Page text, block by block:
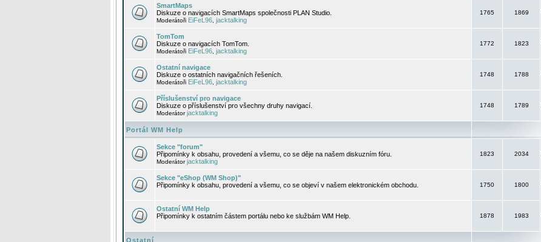
SmartMaps
Diskuze o navigacích SmartMaps společnosti PLAN Studio.
Moderátoři EiFeL96 jacktalking
1765 1869
TomTom
Diskuze o navigacích TomTom.
Moderátoři EiFeL96 jacktalking
1772 1823
Ostatní navigace
Diskuze o ostatních navigačních řešeních.
Moderátoři EiFeL96 jacktalking
1748 1788
Příslušenství pro navigace
Diskuze o příslušenství pro všechny druhy navigací.
Moderátorjacktalking
1748 1789
Portál WM Help
Sekce "forum"
Připomínky k obsahu, provedení a všemu, co se děje na našem diskuzním fóru.
Moderátorjacktalking
1823 2034
Sekce "eShop (WM Shop)"
Připomínky k obsahu, provedení a všemu, co se objeví v našem elektronickém obchodu.
1750 1800
Ostatní WM Help
Připomínky k ostatním částem portálu nebo ke službám WM Help.
1878 1983
Ostatní